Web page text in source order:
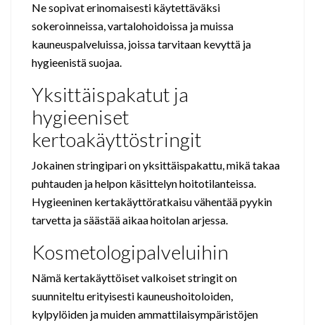
Ne sopivat erinomaisesti käytettäväksi
sokeroinneissa, vartalohoidoissa ja muissa
kauneuspalveluissa, joissa tarvitaan kevyttä ja
hygieenistä suojaa.
Yksittäispakatut ja
hygieeniset
kertoakäyttöstringit
Jokainen stringipari on yksittäispakattu, mikä takaa
puhtauden ja helpon käsittelyn hoitotilanteissa.
Hygieeninen kertakäyttöratkaisu vähentää pyykin
tarvetta ja säästää aikaa hoitolan arjessa.
Kosmetologipalveluihin
Nämä kertakäyttöiset valkoiset stringit on
suunniteltu erityisesti kauneushoitoloiden,
kylpylöiden ja muiden ammattilaisympäristöjen